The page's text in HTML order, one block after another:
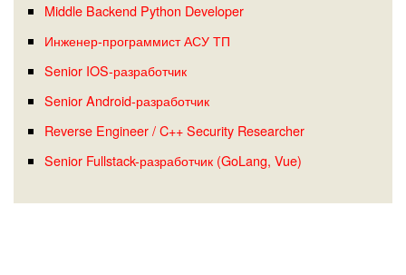
Middle Backend Python Developer
Инженер-программист АСУ ТП
Senior IOS-разработчик
Senior Android-разработчик
Reverse Engineer / C++ Security Researcher
Senior Fullstack-разработчик (GoLang, Vue)